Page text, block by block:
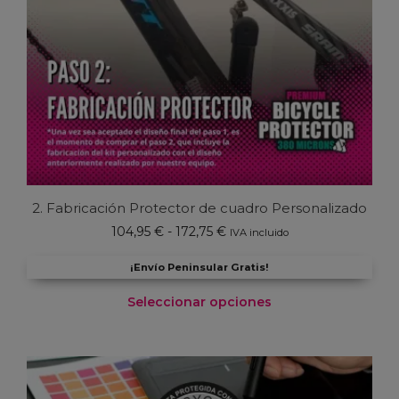
2. Fabricación Protector de cuadro Personalizado
104,95 € - 172,75 €Rango
precios:
104,95 €
IVA incluido
¡Envío Peninsular Gratis!
Seleccionar opciones
tiene
múltiples